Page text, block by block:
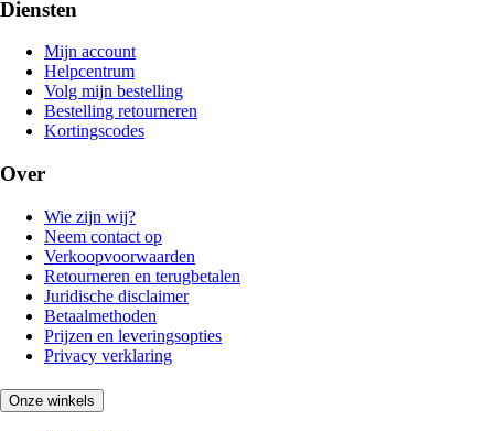
Diensten
Mijn account
Helpcentrum
Volg mijn bestelling
Bestelling retourneren
Kortingscodes
Over
Wie zijn wij?
Neem contact op
Verkoopvoorwaarden
Retourneren en terugbetalen
Juridische disclaimer
Betaalmethoden
Prijzen en leveringsopties
Privacy verklaring
Onze winkels